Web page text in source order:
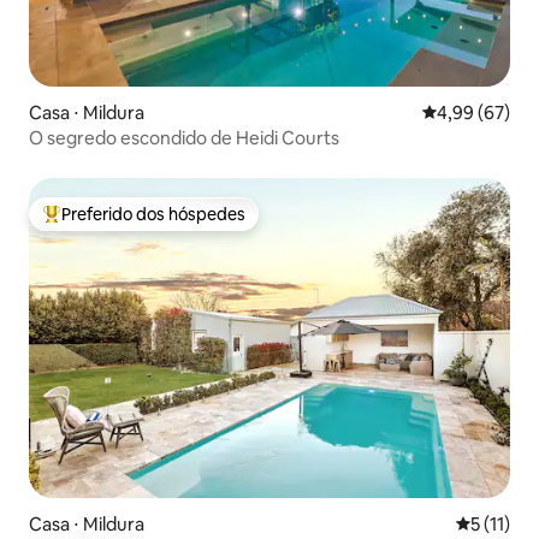
Casa ⋅ Mildura 4,99 de uma
4,99 (67)
O segredo escondido de Heidi Courts
Entre os melhores preferidos dos hóspedes
Preferido dos hóspedes
Casa ⋅ Mildura 5 de uma
5 (11)